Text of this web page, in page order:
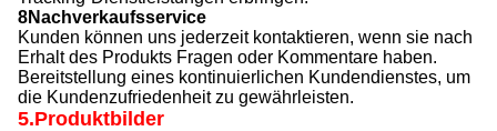
8Nachverkaufsservice
Kunden können uns jederzeit kontaktieren, wenn sie nach
Erhalt des Produkts Fragen oder Kommentare haben.
Bereitstellung eines kontinuierlichen Kundendienstes, um
die Kundenzufriedenheit zu gewährleisten.
5.Produktbilder